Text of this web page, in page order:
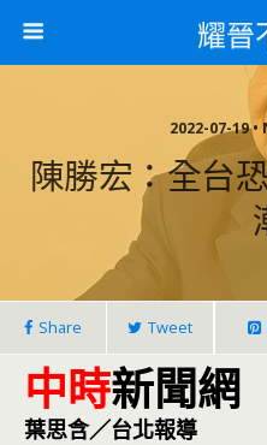
耀晉
2022-07-19
陳勝宏：全台
Share Tweet
中時新聞網
葉思含／台北報導